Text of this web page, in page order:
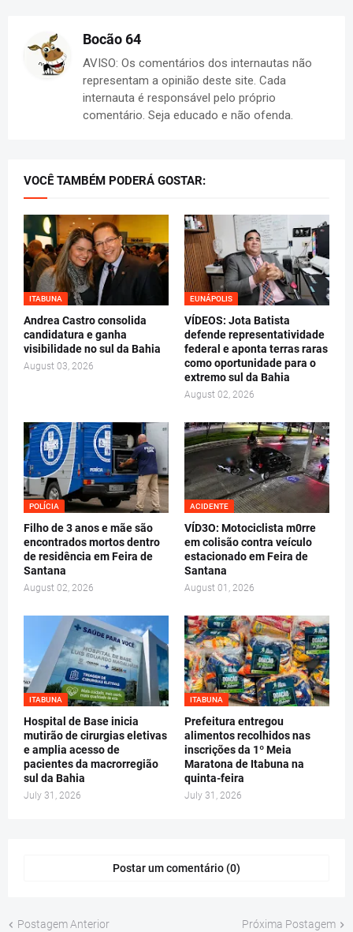
Bocão 64
AVISO: Os comentários dos internautas não
representam a opinião deste site. Cada
internauta é responsável pelo próprio
comentário. Seja educado e não ofenda.
VOCÊ TAMBÉM PODERÁ GOSTAR:
ITABUNA
Andrea Castro consolida
candidatura e ganha
visibilidade no sul da Bahia
August 03, 2026
EUNÁPOLIS
VÍDEOS: Jota Batista
defende representatividade
federal e aponta terras raras
como oportunidade para o
extremo sul da Bahia
August 02, 2026
POLÍCIA
Filho de 3 anos e mãe são
encontrados mortos dentro
de residência em Feira de
Santana
August 02, 2026
ACIDENTE
VÍD3O: Motociclista m0rre
em colisão contra veículo
estacionado em Feira de
Santana
August 01, 2026
ITABUNA
Hospital de Base inicia
mutirão de cirurgias eletivas
e amplia acesso de
pacientes da macrorregião
sul da Bahia
July 31, 2026
ITABUNA
Prefeitura entregou
alimentos recolhidos nas
inscrições da 1º Meia
Maratona de Itabuna na
quinta-feira
July 31, 2026
Postar um comentário (0)
Postagem Anterior Próxima Postagem